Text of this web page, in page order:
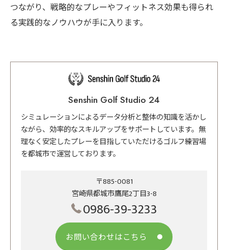
つながり、戦略的なプレーやフィットネス効果も得られ
る実践的なノウハウが手に入ります。
Senshin Golf Studio 24
シミュレーションによるデータ分析と整体の知識を活かし
ながら、効率的なスキルアップをサポートしています。無
理なく安定したプレーを目指していただけるゴルフ練習場
を都城市で運営しております。
〒885-0081
宮崎県都城市鷹尾2丁目3-8
0986-39-3233
お問い合わせはこちら